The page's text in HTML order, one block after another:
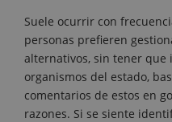
Suele ocurrir con
personas prefieren
alternativos, sin tener que
organismos del estado,
comentarios de estos en
razones. Si se siente